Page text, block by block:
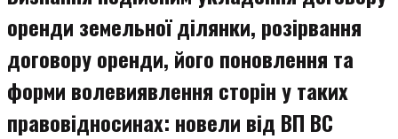
оренди земельної ділянки, розірвання
договору оренди, його поновлення та
форми волевиявлення сторін у таких
правовідносинах: новели від ВП ВС